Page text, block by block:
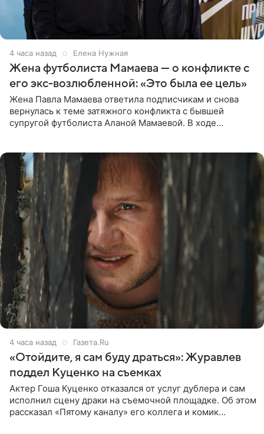
4 часа назад Елена Нужная
Жена футболиста Мамаева — о конфликте с
его экс-возлюбленной: «Это была ее цель»
Жена Павла Мамаева ответила подписчикам и снова
вернулась к теме затяжного конфликта с бывшей
супругой футболиста Аланой Мамаевой. В ходе
4 часа назад Газета.Ru
«Отойдите, я сам буду драться»: Журавлев
поддел Куценко на съемках
Актер Гоша Куценко отказался от услуг дублера и сам
исполнил сцену драки на съемочной площадке. Об этом
рассказал «Пятому каналу» его коллега и комик